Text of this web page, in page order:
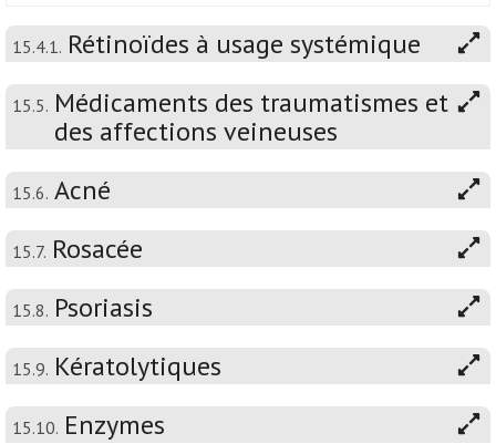
15.4.1. Rétinoïdes à usage systémique
15.5. Médicaments des traumatismes et
des affections veineuses
15.6. Acné
15.7. Rosacée
15.8. Psoriasis
15.9. Kératolytiques
15.10. Enzymes